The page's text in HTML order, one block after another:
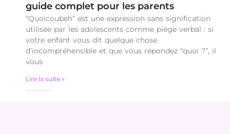
guide complet pour les parents
“Quoicoubeh” est une expression sans signification
utilisée par les adolescents comme piège verbal : si
votre enfant vous dit quelque chose
d’incompréhensible et que vous répondez “quoi ?”, il
vous
Lire la suite »